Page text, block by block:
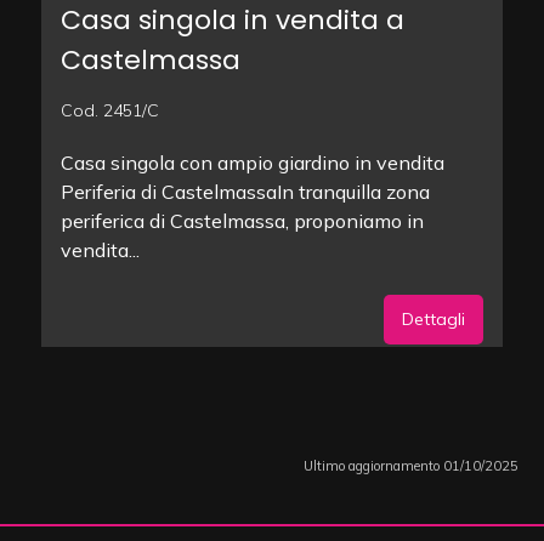
Casa singola in vendita a
Castelmassa
Cod. 2451/C
Casa singola con ampio giardino in vendita 
Periferia di CastelmassaIn tranquilla zona
periferica di Castelmassa, proponiamo in
vendita...
Dettagli
Ultimo aggiornamento 01/10/2025